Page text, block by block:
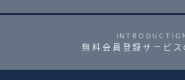
無料会員登録サービス